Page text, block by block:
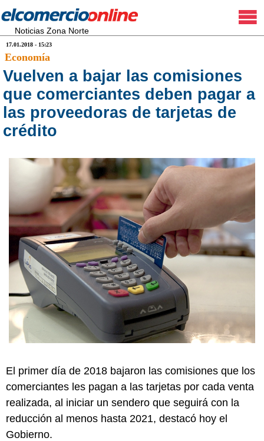
Noticias Zona Norte
17.01.2018 - 15:23
Economía
Vuelven a bajar las comisiones
que comerciantes deben pagar a
las proveedoras de tarjetas de
crédito
El primer día de 2018 bajaron las comisiones que los
comerciantes les pagan a las tarjetas por cada venta
realizada, al iniciar un sendero que seguirá con la
reducción al menos hasta 2021, destacó hoy el
Gobierno.